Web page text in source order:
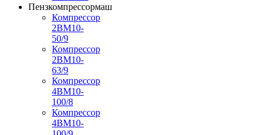
Пензкомпрессормаш
Компрессор
2ВМ10-
50/9
Компрессор
2ВМ10-
63/9
Компрессор
4ВМ10-
100/8
Компрессор
4ВМ10-